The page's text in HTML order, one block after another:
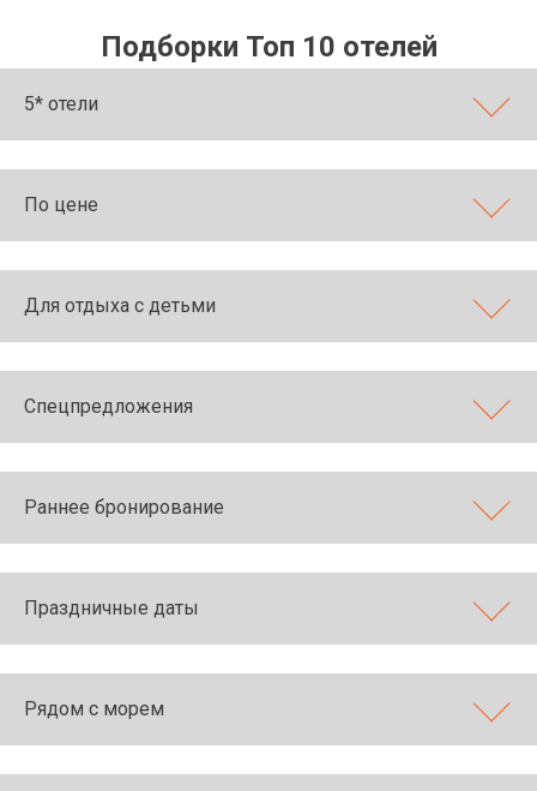
Подборки Топ 10 отелей
5* отели
По цене
Для отдыха с детьми
Спецпредложения
Раннее бронирование
Праздничные даты
Рядом с морем